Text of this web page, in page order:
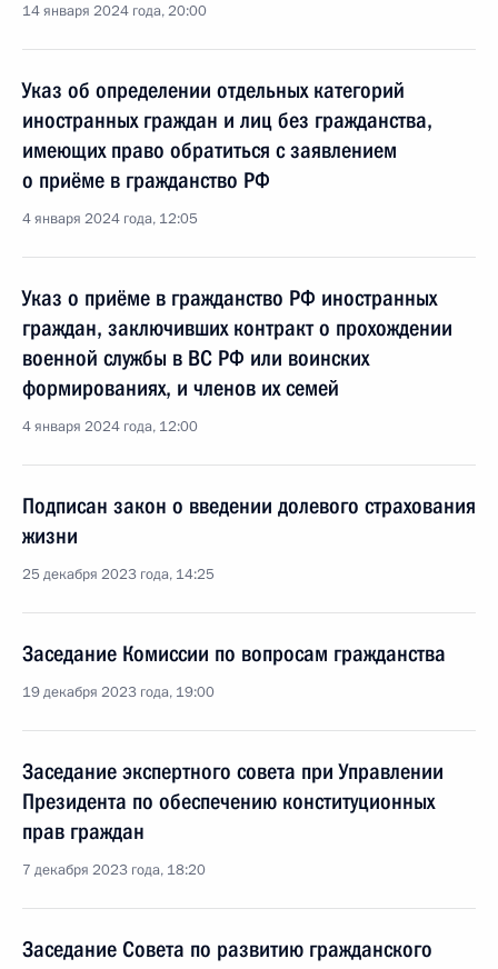
14 января 2024 года, 20:00
Указ об определении отдельных категорий
иностранных граждан и лиц без гражданства,
имеющих право обратиться с заявлением
о приёме в гражданство РФ
4 января 2024 года, 12:05
Указ о приёме в гражданство РФ иностранных
граждан, заключивших контракт о прохождении
военной службы в ВС РФ или воинских
формированиях, и членов их семей
4 января 2024 года, 12:00
Подписан закон о введении долевого страхования
жизни
25 декабря 2023 года, 14:25
Заседание Комиссии по вопросам гражданства
19 декабря 2023 года, 19:00
Заседание экспертного совета при Управлении
Президента по обеспечению конституционных
прав граждан
7 декабря 2023 года, 18:20
Заседание Совета по развитию гражданского